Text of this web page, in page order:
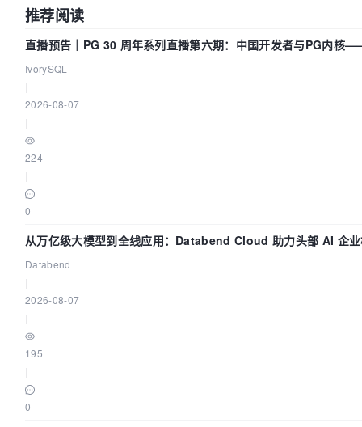
推荐阅读
直播预告｜PG 30 周年系列直播第六期：中国开发者与PG内核
了什么？
IvorySQL
2026-08-07
224
0
从万亿级大模型到全线应用：Databend Cloud 助力头部 AI 企
道
Databend
2026-08-07
195
0